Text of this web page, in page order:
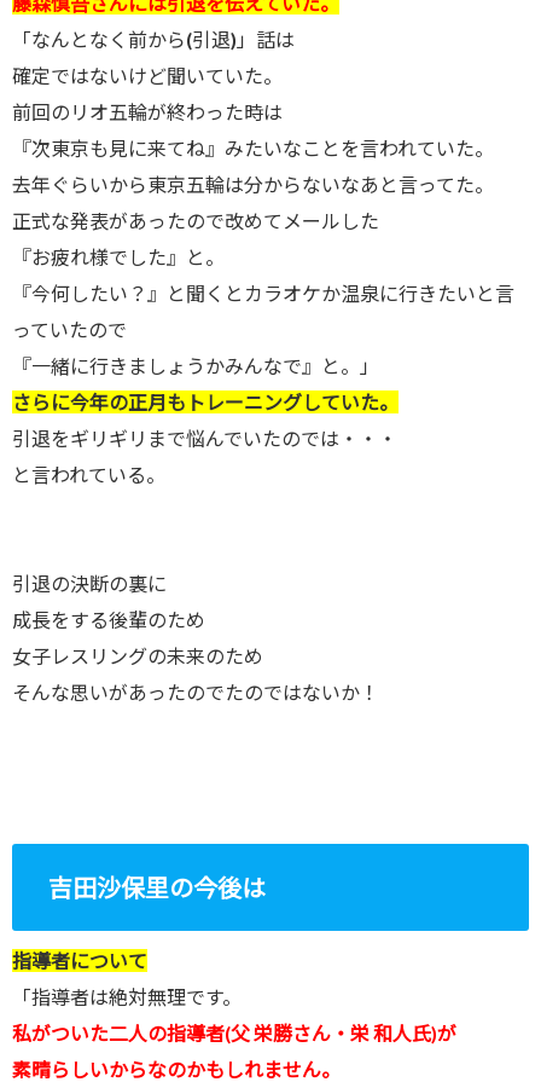
「なんとなく前から(引退)」話は
確定ではないけど聞いていた。
前回のリオ五輪が終わった時は
『次東京も見に来てね』みたいなことを言われていた。
去年ぐらいから東京五輪は分からないなあと言ってた。
正式な発表があったので改めてメールした
『お疲れ様でした』と。
『今何したい？』と聞くとカラオケか温泉に行きたいと言
っていたので
『一緒に行きましょうかみんなで』と。」
さらに今年の正月もトレーニングしていた。
引退をギリギリまで悩んでいたのでは・・・
と言われている。
引退の決断の裏に
成長をする後輩のため
女子レスリングの未来のため
そんな思いがあったのでたのではないか！
吉田沙保里の今後は
指導者について
「指導者は絶対無理です。
私がついた二人の指導者(父 栄勝さん・栄 和人氏)が
素晴らしいからなのかもしれません。